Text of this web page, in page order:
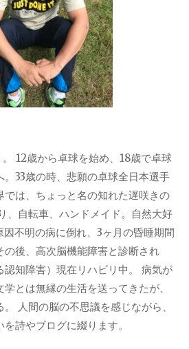
12歳から卓球を始め、18歳で卓球
。33歳の時、悲願の卓球全日本選手
では、ちょっと名の知れた遅咲きの
、自転車、ハンドメイド。自然大好
因不明の病に倒れ、3ヶ月の昏睡期間
の後、高次脳機能障害と診断され
認知障害）現在リハビリ中。 病気が
とは無縁の生活を送ってきたが、
人間の脳の不思議を感じながら、
詩やブログに綴ります。